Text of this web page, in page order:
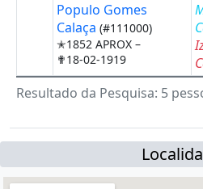
Populo Gomes
Calaça (#111000)
✭1852 APROX –
✟18-02-1919
Resultado da Pesquisa: 5